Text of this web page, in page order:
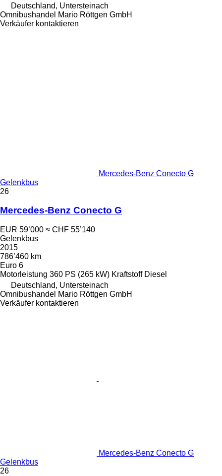
Deutschland, Untersteinach
Omnibushandel Mario Röttgen GmbH
Verkäufer kontaktieren
Mercedes-Benz Conecto G
Gelenkbus
26
Mercedes-Benz Conecto G
EUR 59’000 ≈ CHF 55’140
Gelenkbus
2015
786’460 km
Euro 6
Motorleistung 360 PS (265 kW) Kraftstoff Diesel
Deutschland, Untersteinach
Omnibushandel Mario Röttgen GmbH
Verkäufer kontaktieren
Mercedes-Benz Conecto G
Gelenkbus
26